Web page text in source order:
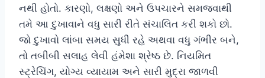
નથી હોતો. કારણો, લક્ષણો અને ઉપચારને સમજવાથી
તમે આ દુખાવાને વધુ સારી રીતે સંચાલિત કરી શકો છો.
જો દુખાવો લાંબા સમય સુધી રહે અથવા વધુ ગંભીર બને,
તો તબીબી સલાહ લેવી હંમેશા શ્રેષ્ઠ છે. નિયમિત
સ્ટ્રેચિંગ, યોગ્ય વ્યાયામ અને સારી મુદ્રા જાળવી